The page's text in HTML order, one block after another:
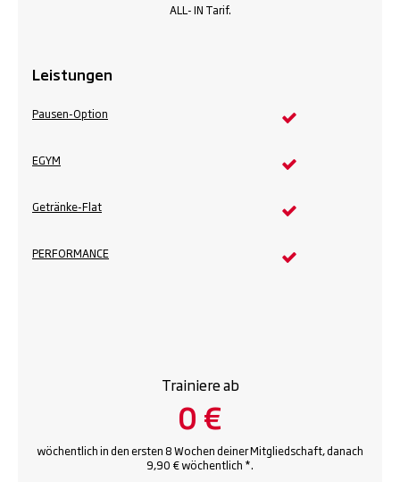
ALL- IN Tarif.
Leistungen
Pausen-Option
EGYM
Getränke-Flat
PERFORMANCE
Trainiere ab
0 €
wöchentlich in den ersten 8 Wochen deiner Mitgliedschaft, danach
9,90 € wöchentlich *.